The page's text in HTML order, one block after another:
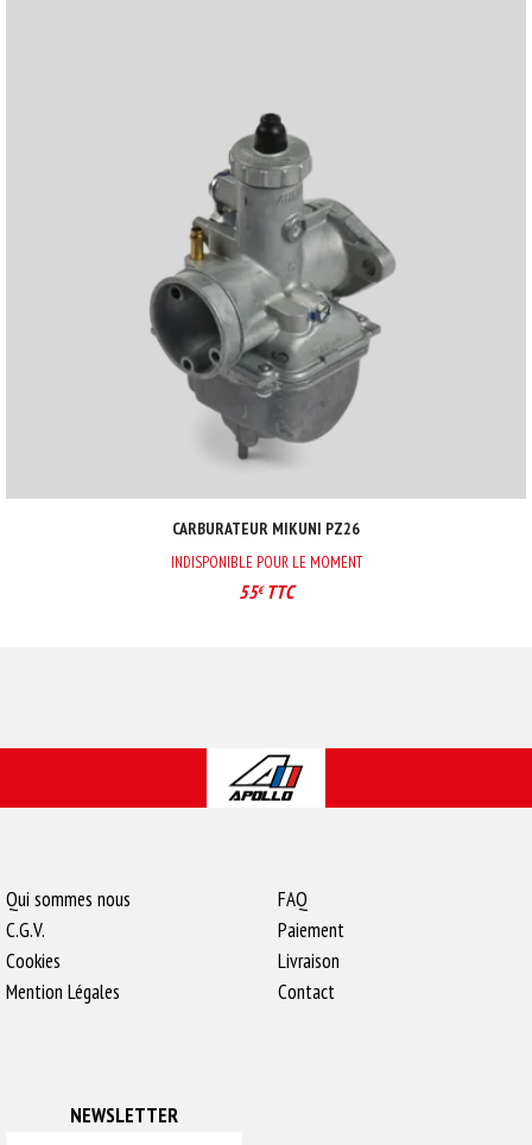
CARBURATEUR MIKUNI PZ26
INDISPONIBLE POUR LE MOMENT
55€TTC
Qui sommes nous
C.G.V.
Cookies
Mention Légales
FAQ
Paiement
Livraison
Contact
NEWSLETTER